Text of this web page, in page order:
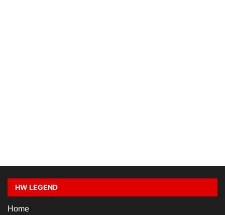
HW LEGEND
Home